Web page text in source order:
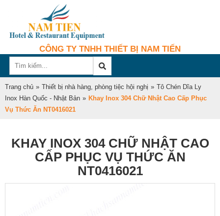
CÔNG TY TNHH THIẾT BỊ NAM TIẾN
Trang chủ » Thiết bị nhà hàng, phòng tiệc hội nghị » Tô Chén Dĩa Ly
Inox Hàn Quốc - Nhật Bản » Khay Inox 304 Chữ Nhật Cao Cấp Phục
Vụ Thức Ăn NT0416021
KHAY INOX 304 CHỮ NHẬT CAO
CẤP PHỤC VỤ THỨC ĂN
NT0416021